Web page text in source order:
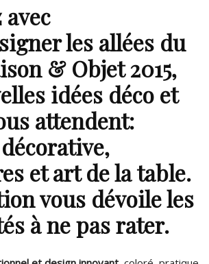
les allées du
& Objet 2015,
idées déco et
attendent:
et art de la table.
vous dévoile les
à ne pas rater.